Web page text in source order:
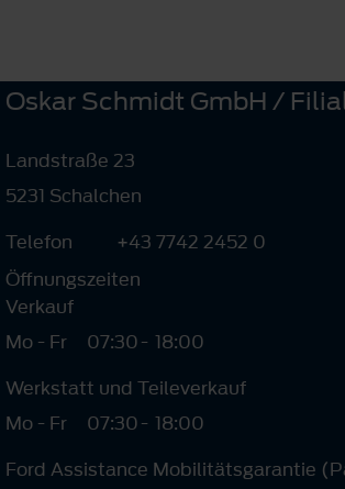
Oskar Schmidt GmbH /
Landstraße 23
5231 Schalchen
Telefon
+43 7742 2452 0
Öffnungszeiten
Verkauf
Mo - Fr
07:30- 18:00
Werkstatt und Teileverkauf
Mo - Fr
07:30- 18:00
Ford Assistance Mobilitätsgarantie